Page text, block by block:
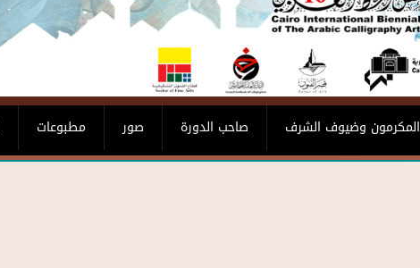
مطبوعات صور صاحب الدورة المكرمون وضيوف الشرف